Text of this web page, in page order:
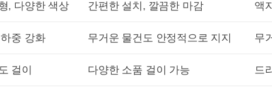
, 다양한 색상 간편한 설치, 깔끔한 마감 액
중 강화 무거운 물건도 안정적으로 지지 무
걸이 다양한 소품 걸이 가능 드